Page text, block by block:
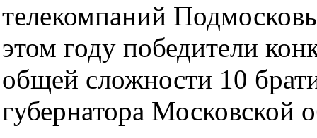
телекомпаний
этом году победители
общей сложности 10
губернатора Московской